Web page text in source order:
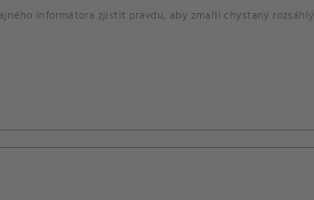
informátora zjistit pravdu, aby zmařil chystaný rozsáhlý